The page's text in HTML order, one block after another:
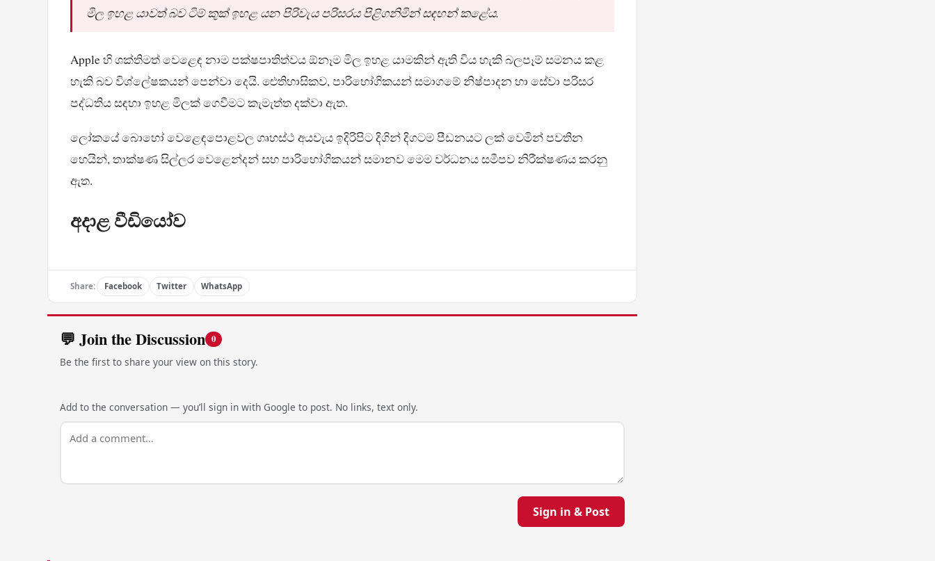
මිල ඉහළ යාවත් බව ටිම් කුක් ඉහළ යන පිරිවැය පරිසරය පිළිගනිමින් සඳහන් කළේය.
Apple හි ශක්තිමත් වෙළෙඳ නාම පක්ෂපාතිත්වය ඕනෑම මිල ඉහළ යාමකින් ඇති විය හැකි බලපෑම් සමනය කළ
හැකි බව විශ්ලේෂකයන් පෙන්වා දෙයි. ඓතිහාසිකව, පාරිභෝගිකයන් සමාගමේ නිෂ්පාදන හා සේවා පරිසර
පද්ධතිය සඳහා ඉහළ මිලක් ගෙවීමට කැමැත්ත දක්වා ඇත.
ලෝකයේ බොහෝ වෙළෙඳපොළවල ගෘහස්ථ අයවැය ඉදිරිපිට දිගින් දිගටම පීඩනයට ලක් වෙමින් පවතින
හෙයින්, තාක්ෂණ සිල්ලර වෙළෙන්දන් සහ පාරිභෝගිකයන් සමානව මෙම වර්ධනය සමීපව නිරීක්ෂණය කරනු
ඇත.
අදාළ වීඩියෝව
Share: Facebook Twitter WhatsApp
💬 Join the Discussion 0
Be the first to share your view on this story.
Add to the conversation — you’ll sign in with Google to post. No links, text only.
Sign in & Post